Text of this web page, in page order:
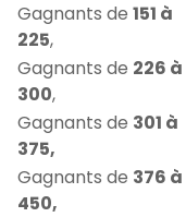
Gagnants de 151 à
225,
Gagnants de 226 à
300,
Gagnants de 301 à
375,
Gagnants de 376 à
450,